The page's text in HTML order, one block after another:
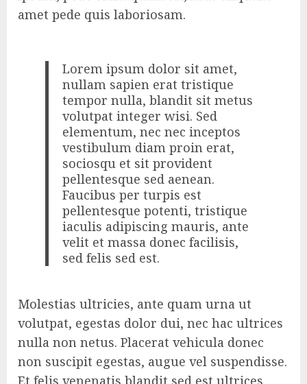
amet pede quis laboriosam.
Lorem ipsum dolor sit amet,
nullam sapien erat tristique
tempor nulla, blandit sit metus
volutpat integer wisi. Sed
elementum, nec nec inceptos
vestibulum diam proin erat,
sociosqu et sit provident
pellentesque sed aenean.
Faucibus per turpis est
pellentesque potenti, tristique
iaculis adipiscing mauris, ante
velit et massa donec facilisis,
sed felis sed est.
Molestias ultricies, ante quam urna ut
volutpat, egestas dolor dui, nec hac ultrices
nulla non netus. Placerat vehicula donec
non suscipit egestas, augue vel suspendisse.
Et felis venenatis blandit sed est ultrices,